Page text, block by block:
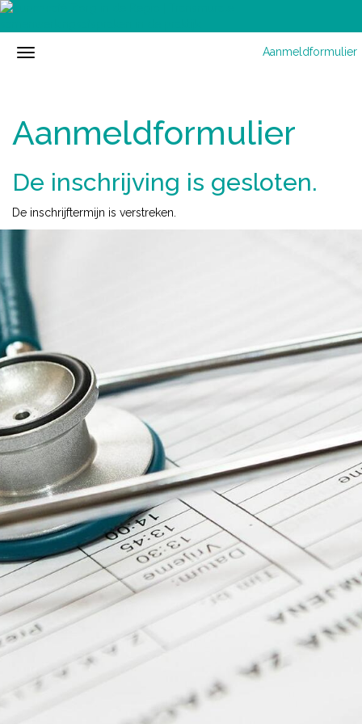
Aanmeldformulier
Aanmeldformulier
De inschrijving is gesloten.
De inschrijftermijn is verstreken.